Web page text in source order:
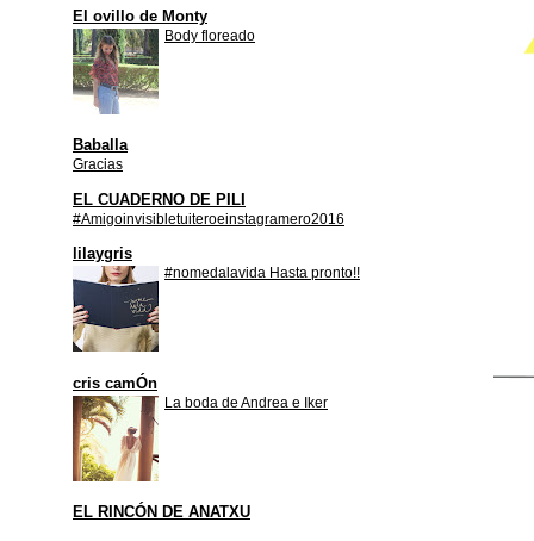
El ovillo de Monty
Body floreado
Baballa
Gracias
EL CUADERNO DE PILI
#Amigoinvisibletuiteroeinstagramero2016
lilaygris
#nomedalavida Hasta pronto!!
cris camÓn
La boda de Andrea e Iker
EL RINCÓN DE ANATXU